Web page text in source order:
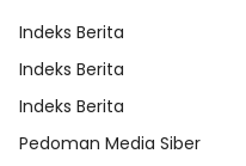
Indeks Berita
Indeks Berita
Indeks Berita
Pedoman Media Siber